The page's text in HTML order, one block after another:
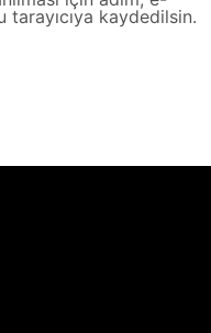
kaydedilsin.